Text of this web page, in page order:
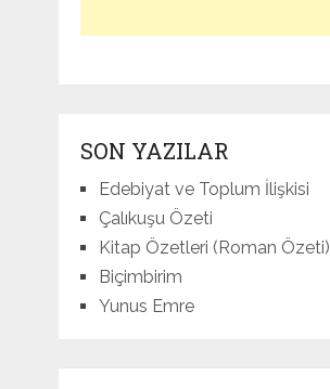
SON YAZILAR
Edebiyat ve Toplum İlişkisi
Çalıkuşu Özeti
Kitap Özetleri (Roman Özeti)
Biçimbirim
Yunus Emre